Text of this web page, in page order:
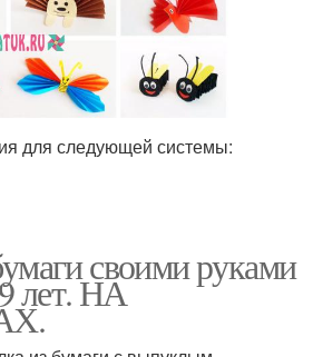
для следующей системы:
своими руками
лет. НА